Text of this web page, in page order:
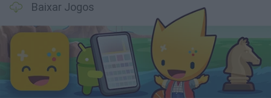
Baixar Jogos